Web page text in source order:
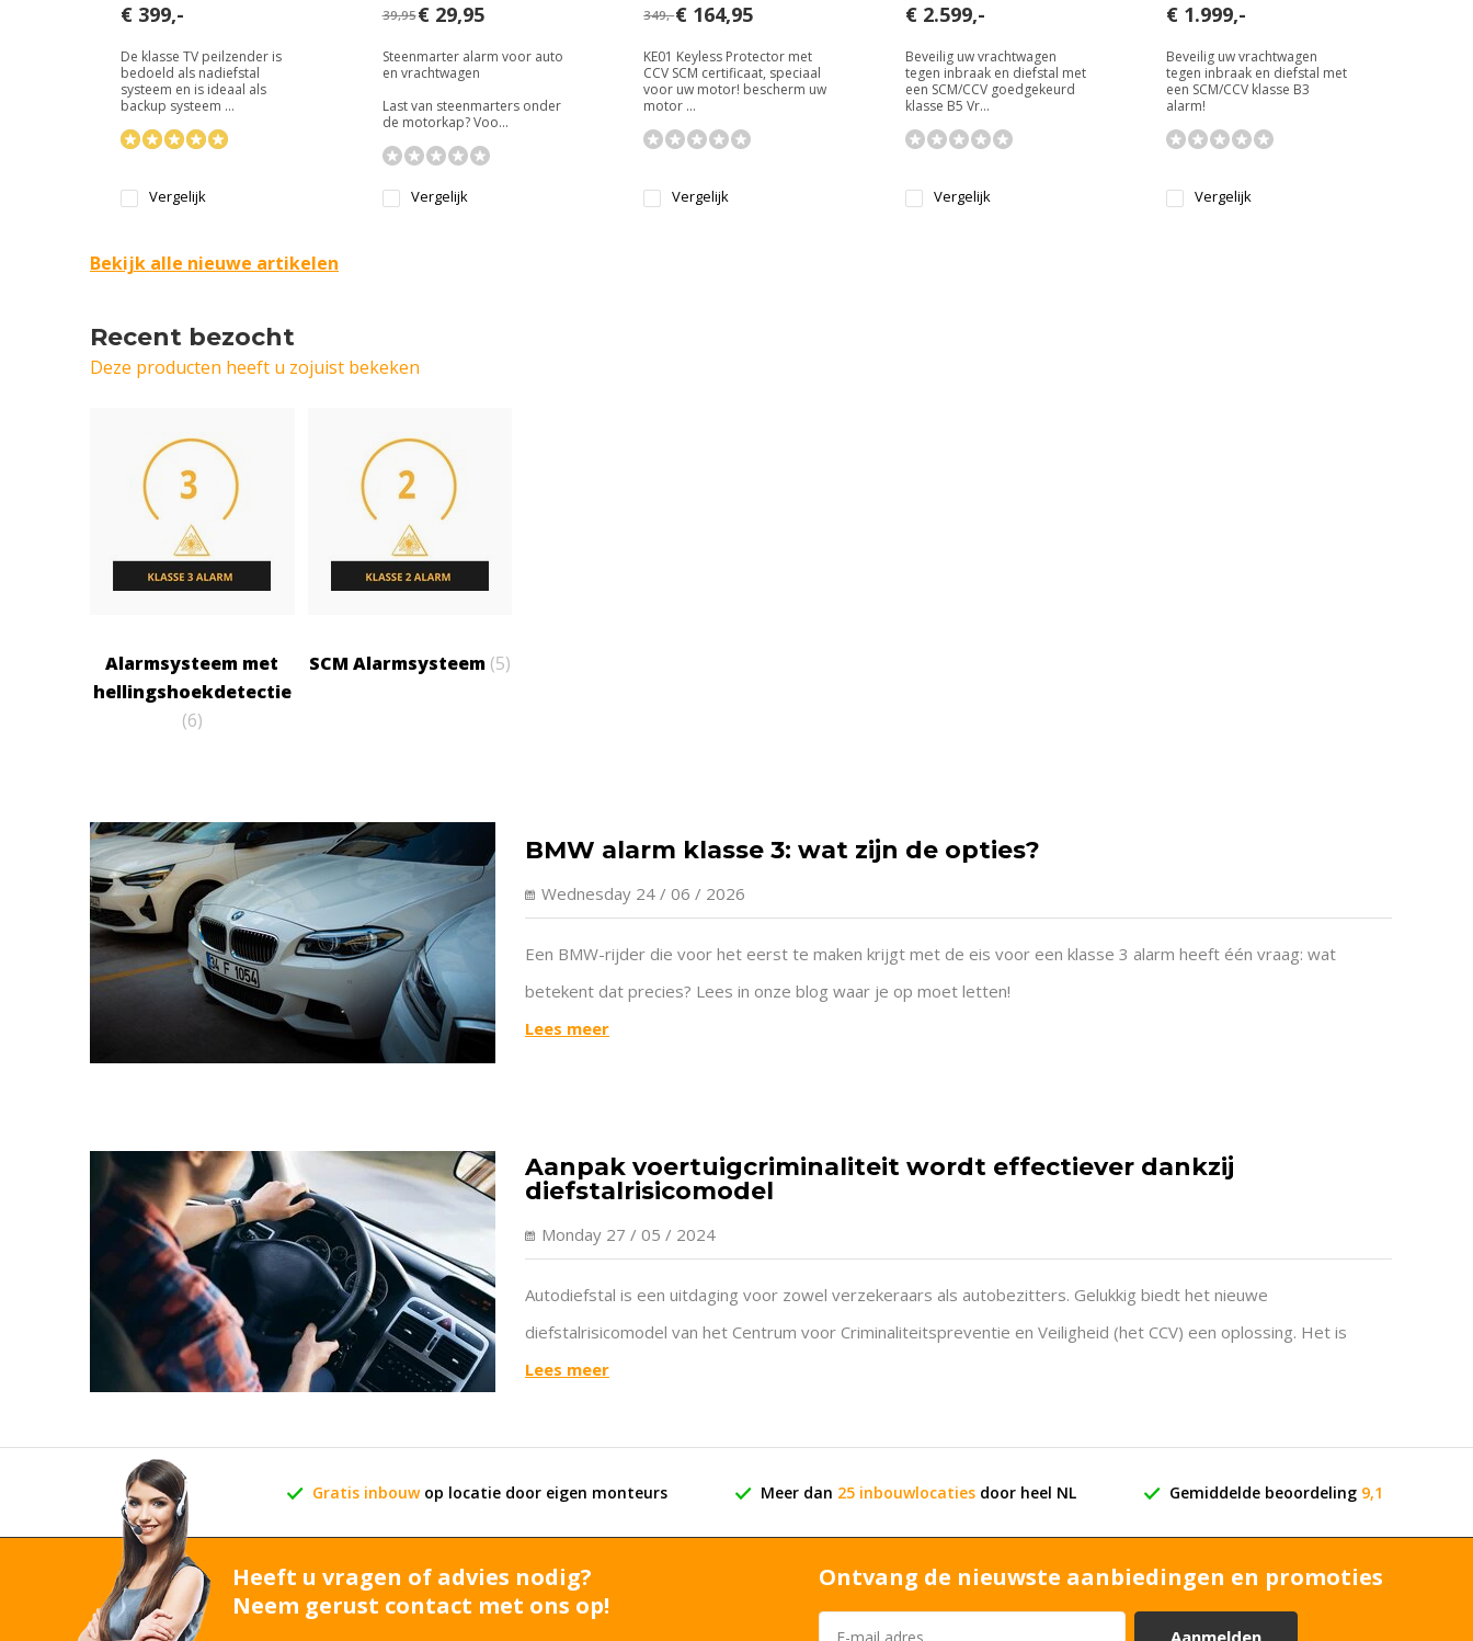
€ 399,-
De klasse TV peilzender is
bedoeld als nadiefstal
systeem en is ideaal als
backup systeem ...
Vergelijk
39,95€ 29,95
Steenmarter alarm voor auto
en vrachtwagen
Last van steenmarters onder
de motorkap? Voo...
Vergelijk
349,-€ 164,95
KE01 Keyless Protector met
CCV SCM certificaat, speciaal
voor uw motor! bescherm uw
motor ...
Vergelijk
€ 2.599,-
Beveilig uw vrachtwagen
tegen inbraak en diefstal met
een SCM/CCV goedgekeurd
klasse B5 Vr...
Vergelijk
€ 1.999,-
Beveilig uw vrachtwagen
tegen inbraak en diefstal met
een SCM/CCV klasse B3
alarm!
Vergelijk
Bekijk alle nieuwe artikelen
Recent bezocht
Deze producten heeft u zojuist bekeken
Alarmsysteem met
hellingshoekdetectie
(6)
SCM Alarmsysteem (5)
BMW alarm klasse 3: wat zijn de opties?
Wednesday 24 / 06 / 2026
Een BMW-rijder die voor het eerst te maken krijgt met de eis voor een klasse 3 alarm heeft één vraag: wat
betekent dat precies? Lees in onze blog waar je op moet letten!
Lees meer
Aanpak voertuigcriminaliteit wordt effectiever dankzij
diefstalrisicomodel
Monday 27 / 05 / 2024
Autodiefstal is een uitdaging voor zowel verzekeraars als autobezitters. Gelukkig biedt het nieuwe
diefstalrisicomodel van het Centrum voor Criminaliteitspreventie en Veiligheid (het CCV) een oplossing. Het is
ontwikkeld in samenwerking met verzekeraars en wordt op dit moment uitgerold door het Verzekeringsbureau
Lees meer
Gratis inbouwop locatie door eigen monteurs Meer dan 25 inbouwlocaties door heel NL Gemiddelde beoordeling 9,1
Heeft u vragen of advies nodig?
Neem gerust contact met ons op!
Ontvang de nieuwste aanbiedingen en promoties
Aanmelden